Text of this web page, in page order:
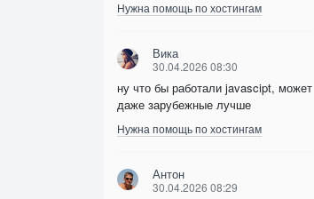
Нужна помощь по хостингам
Вика
30.04.2026 08:30
ну что бы работали javascipt, может
даже зарубежные лучше
Нужна помощь по хостингам
Антон
30.04.2026 08:29